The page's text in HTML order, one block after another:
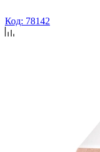
Код: 78142